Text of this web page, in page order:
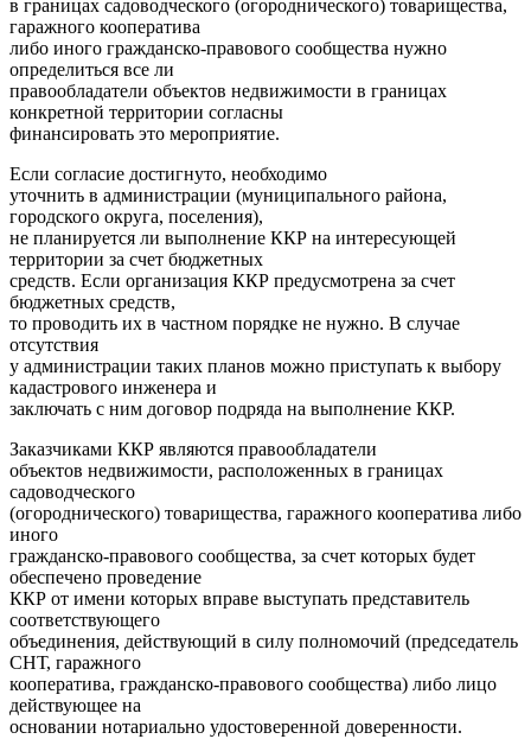
в границах садоводческого (огороднического) товарищества,
гаражного кооператива
либо иного гражданско-правового сообщества нужно
определиться все ли
правообладатели объектов недвижимости в границах
конкретной территории согласны
финансировать это мероприятие.
Если согласие достигнуто, необходимо
уточнить в администрации (муниципального района,
городского округа, поселения),
не планируется ли выполнение ККР на интересующей
территории за счет бюджетных
средств. Если организация ККР предусмотрена за счет
бюджетных средств,
то проводить их в частном порядке не нужно. В случае
отсутствия
у администрации таких планов можно приступать к выбору
кадастрового инженера и
заключать с ним договор подряда на выполнение ККР.
Заказчиками ККР являются правообладатели
объектов недвижимости, расположенных в границах
садоводческого
(огороднического) товарищества, гаражного кооператива либо
иного
гражданско-правового сообщества, за счет которых будет
обеспечено проведение
ККР от имени которых вправе выступать представитель
соответствующего
объединения, действующий в силу полномочий (председатель
СНТ, гаражного
кооператива, гражданско-правового сообщества) либо лицо
действующее на
основании нотариально удостоверенной доверенности.